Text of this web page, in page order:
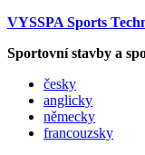
VYSSPA Sports
Sportovní stavby a
česky
anglicky
německy
francouzsky